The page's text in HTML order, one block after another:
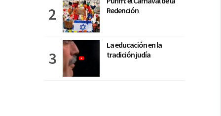
Redención
La educación en la
tradición judía